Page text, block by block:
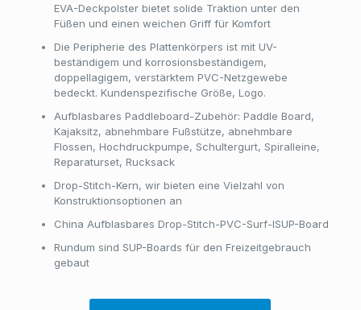
EVA-Deckpolster bietet solide Traktion unter den
Füßen und einen weichen Griff für Komfort
Die Peripherie des Plattenkörpers ist mit UV-
beständigem und korrosionsbeständigem,
doppellagigem, verstärktem PVC-Netzgewebe
bedeckt. Kundenspezifische Größe, Logo.
Aufblasbares Paddleboard-Zubehör: Paddle Board,
Kajaksitz, abnehmbare Fußstütze, abnehmbare
Flossen, Hochdruckpumpe, Schultergurt, Spiralleine,
Reparaturset, Rucksack
Drop-Stitch-Kern, wir bieten eine Vielzahl von
Konstruktionsoptionen an
China Aufblasbares Drop-Stitch-PVC-Surf-ISUP-Board
Rundum sind SUP-Boards für den Freizeitgebrauch
gebaut